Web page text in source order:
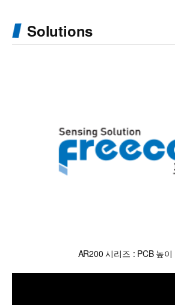
Solutions
AR200 시리즈 : PCB 높이